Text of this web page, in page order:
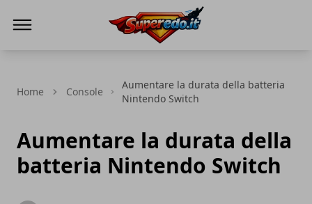
Home Console
Aumentare la durata della batteria
Nintendo Switch
Aumentare la durata della
batteria Nintendo Switch